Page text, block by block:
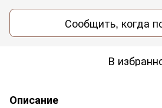
Сообщить, когда
В
Описание